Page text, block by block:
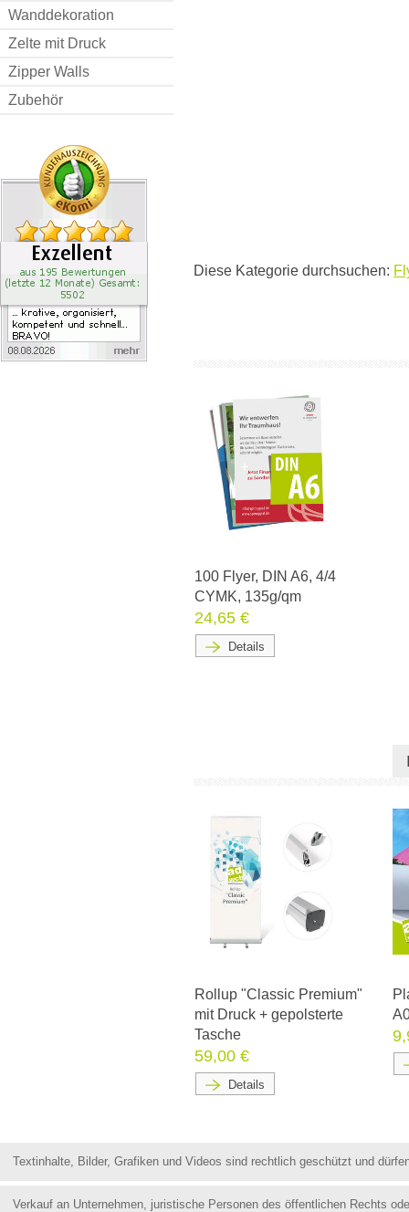
Wanddekoration
Zelte mit Druck
Zipper Walls
Zubehör
Diese Kategorie durchsuchen:
100 Flyer, DIN A6, 4/4
CYMK, 135g/qm
24,65 €
Details
Rollup "Classic Premium"
mit Druck + gepolsterte
Tasche
59,00 €
Details
Textinhalte, Bilder, Grafiken und Videos sind rechtlich geschützt und
Verkauf an Unternehmen, juristische Personen des öffentlichen Rechts